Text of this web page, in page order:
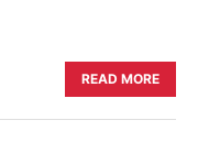
READ MORE